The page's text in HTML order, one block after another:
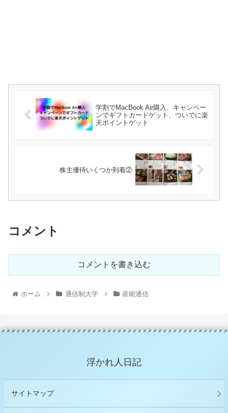
学割でMacBook Air購入、キャンペー
ンでギフトカードゲット、ついでに楽
天ポイントゲット
株主優待いくつか到着②
コメント
コメントを書き込む
ホーム 通信制大学 産能通信
浮かれ人日記
サイトマップ